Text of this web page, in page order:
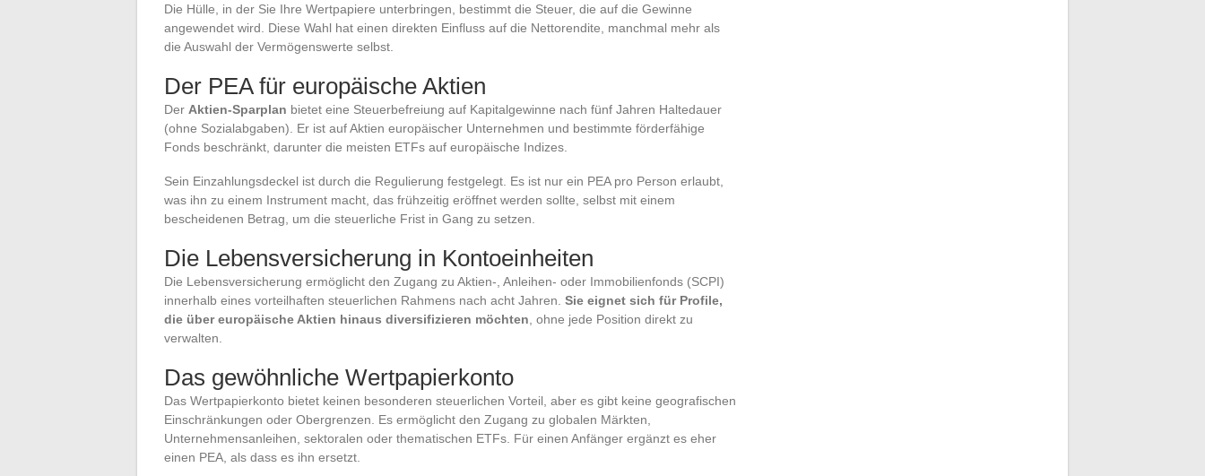
Die Hülle, in der Sie Ihre Wertpapiere unterbringen, bestimmt die Steuer, die auf die Gewinne
angewendet wird. Diese Wahl hat einen direkten Einfluss auf die Nettorendite, manchmal mehr als
die Auswahl der Vermögenswerte selbst.
Der PEA für europäische Aktien
Der Aktien-Sparplan bietet eine Steuerbefreiung auf Kapitalgewinne nach fünf Jahren Haltedauer
(ohne Sozialabgaben). Er ist auf Aktien europäischer Unternehmen und bestimmte förderfähige
Fonds beschränkt, darunter die meisten ETFs auf europäische Indizes.
Sein Einzahlungsdeckel ist durch die Regulierung festgelegt. Es ist nur ein PEA pro Person erlaubt,
was ihn zu einem Instrument macht, das frühzeitig eröffnet werden sollte, selbst mit einem
bescheidenen Betrag, um die steuerliche Frist in Gang zu setzen.
Die Lebensversicherung in Kontoeinheiten
Die Lebensversicherung ermöglicht den Zugang zu Aktien-, Anleihen- oder Immobilienfonds (SCPI)
innerhalb eines vorteilhaften steuerlichen Rahmens nach acht Jahren. Sie eignet sich für Profile,
die über europäische Aktien hinaus diversifizieren möchten , ohne jede Position direkt zu
verwalten.
Das gewöhnliche Wertpapierkonto
Das Wertpapierkonto bietet keinen besonderen steuerlichen Vorteil, aber es gibt keine geografischen
Einschränkungen oder Obergrenzen. Es ermöglicht den Zugang zu globalen Märkten,
Unternehmensanleihen, sektoralen oder thematischen ETFs. Für einen Anfänger ergänzt es eher
einen PEA, als dass es ihn ersetzt.